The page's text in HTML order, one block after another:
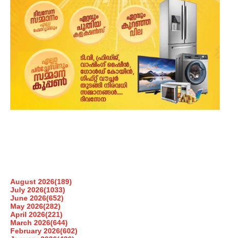
August 2026(189)
July 2026(1033)
June 2026(652)
May 2026(282)
April 2026(221)
March 2026(644)
February 2026(602)